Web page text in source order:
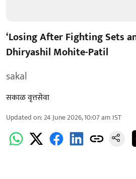
‘Losing After Fighting Sets
Dhiryashil Mohite-Patil
sakal
सकाळ वृत्तसेवा
Updated on:24 June 2026, 10:07 am IST